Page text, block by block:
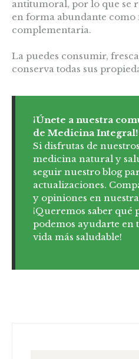
antitumoral, por lo que se
en forma abundante como
complementaria.
La puedes consumir,
conserva todas sus
¡Únete a nuestra
de Medicina Integral!
Si disfrutas de
medicina natural y
seguir nuestro blog
actualizaciones.
y opiniones en
¡Queremos saber qué
podemos ayudarte en
vida más saludable!